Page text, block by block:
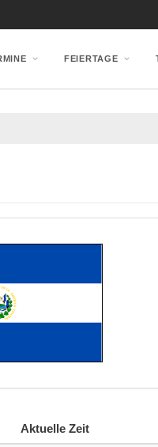
FEIERTAGE
Aktuelle Zeit